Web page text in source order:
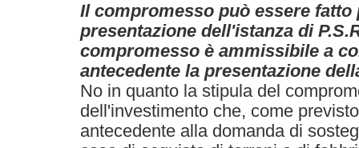
Il compromesso può essere fatto
presentazione dell'istanza di
compromesso è ammissibile a
antecedente la presentazione
No in quanto la stipula del
dell'investimento che, come
antecedente alla domanda di